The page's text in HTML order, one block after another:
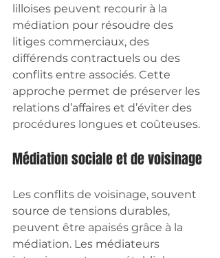
lilloises peuvent recourir à la
médiation pour résoudre des
litiges commerciaux, des
différends contractuels ou des
conflits entre associés. Cette
approche permet de préserver les
relations d’affaires et d’éviter des
procédures longues et coûteuses.
Médiation sociale et de voisinage
Les conflits de voisinage, souvent
source de tensions durables,
peuvent être apaisés grâce à la
médiation. Les médiateurs